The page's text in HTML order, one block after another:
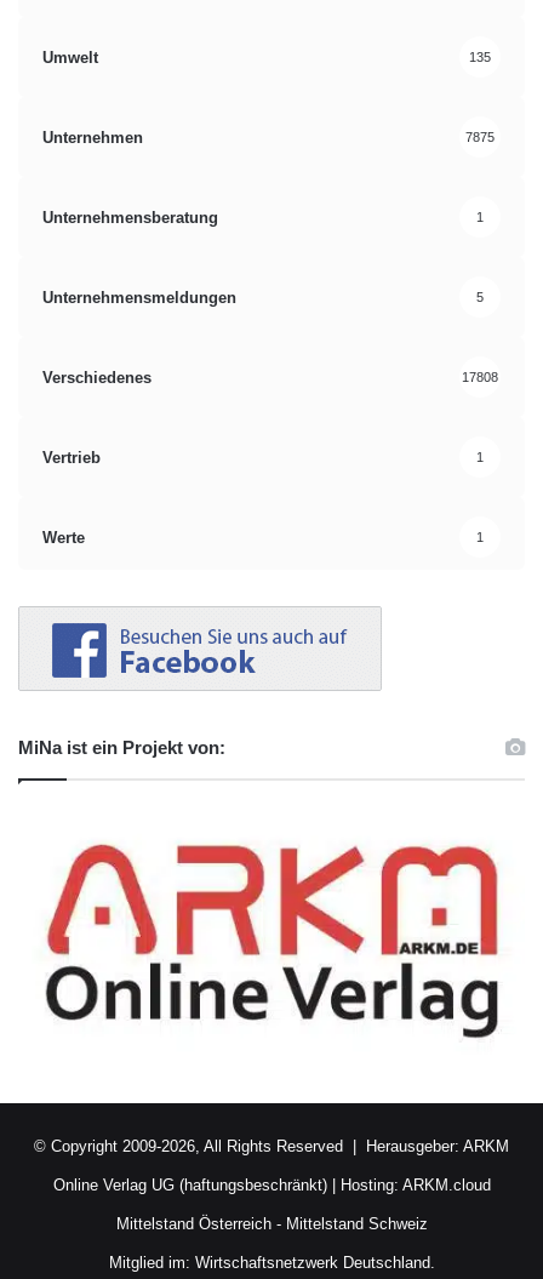
Umwelt 135
Unternehmen 7875
Unternehmensberatung 1
Unternehmensmeldungen 5
Verschiedenes 17808
Vertrieb 1
Werte 1
MiNa ist ein Projekt von:
© Copyright 2009-2026, All Rights Reserved | Herausgeber: ARKM
Online Verlag UG (haftungsbeschränkt)| Hosting: ARKM.cloud
Mittelstand Österreich- Mittelstand Schweiz
Mitglied im: Wirtschaftsnetzwerk Deutschland.